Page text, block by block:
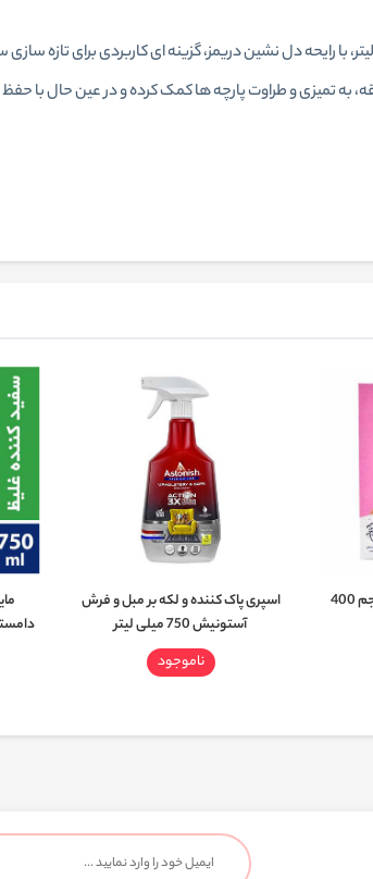
و بوزدای آستونیش با حجم 750 میلی‌ لیتر، با رایحه دل‌ نشین دریمز،
به تمیزی و طراوت پارچه‌ ها کمک کرده و در عین حال با
پودر دستی صابون فیروز حجم 400
اسپری پاک کننده و لکه بر مبل و فرش
آستونیش 750 میلی لیتر
ناموجود